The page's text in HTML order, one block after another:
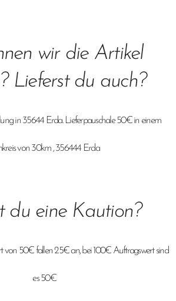
wir die Artikel
Lieferst du auch?
in 35644 Erda. Lieferpauschale 50€ in einem
von 30km , 356444 Erda
du eine Kaution?
von 50€ fallen 25€ an, bei 100€ Auftragswert sind
es 50€